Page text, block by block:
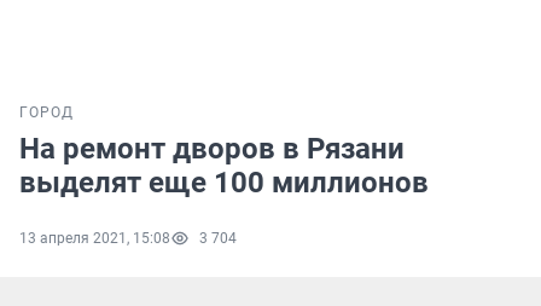
ГОРОД
На ремонт дворов в Рязани
выделят еще 100 миллионов
13 апреля 2021, 15:08 3 704